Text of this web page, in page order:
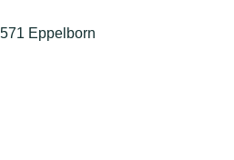
Eppelborn